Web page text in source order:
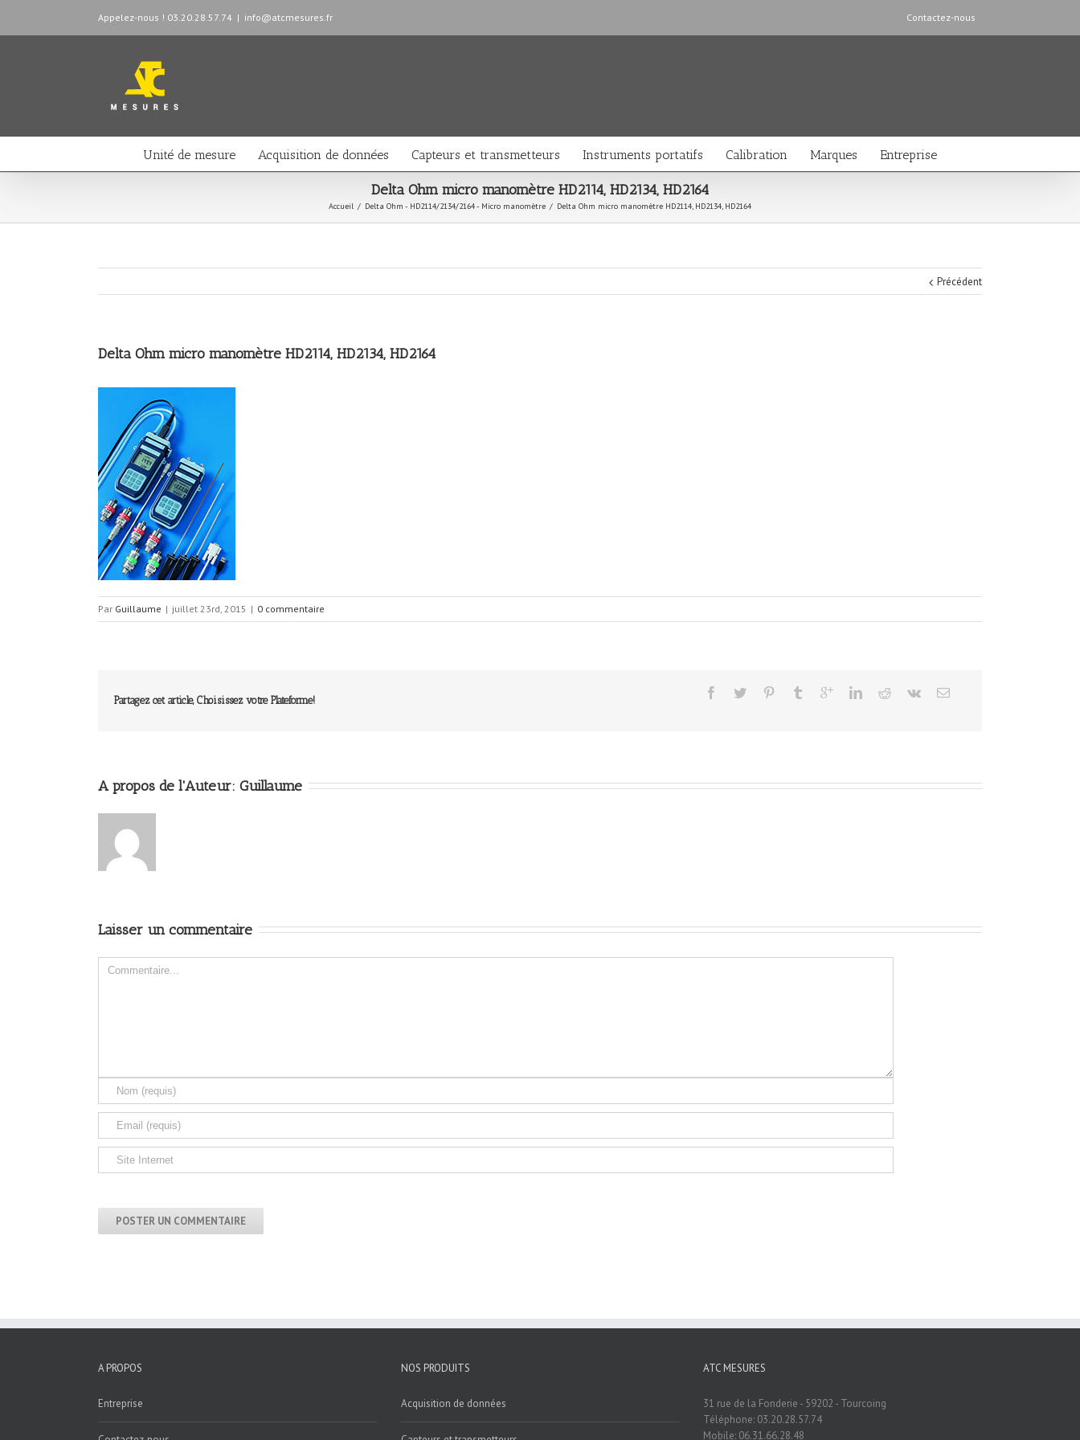
Appelez-nous ! 03.20.28.57.74 | info@atcmesures.fr Contactez-nous
Unité de mesure Acquisition de données Capteurs et transmetteurs Instruments portatifs Calibration Marques Entreprise
Delta Ohm micro manomètre HD2114, HD2134, HD2164
Accueil / Delta Ohm - HD2114/2134/2164 - Micro manomètre / Delta Ohm micro manomètre HD2114, HD2134, HD2164
Précédent
Delta Ohm micro manomètre HD2114, HD2134, HD2164
Par Guillaume | juillet 23rd, 2015 | 0 commentaire
Partagez cet article, Choisissez votre Plateforme!
A propos de l'Auteur: Guillaume
Laisser un commentaire
A PROPOS
Entreprise
NOS PRODUITS
Acquisition de données
ATC MESURES
31 rue de la Fonderie - 59202 - Tourcoing
Téléphone: 03.20.28.57.74
Mobile: 06.31.66.28.48